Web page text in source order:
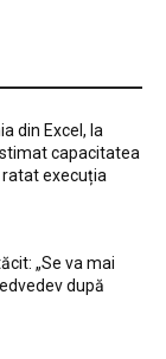
din Excel, la
capacitatea
ratat execuția
„Se va mai
după